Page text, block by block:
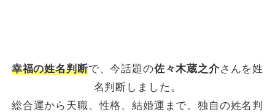
幸福の姓名判断で、今話題の佐々木蔵之介さんを姓
名判断しました。
総合運から天職、性格、結婚運まで。独自の姓名判